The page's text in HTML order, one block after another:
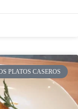
PLATOS CASEROS